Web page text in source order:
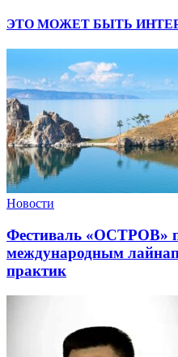
ЭТО МОЖЕТ БЫТЬ
Новости
Фестиваль «ОСТРОВ»
международным
практик